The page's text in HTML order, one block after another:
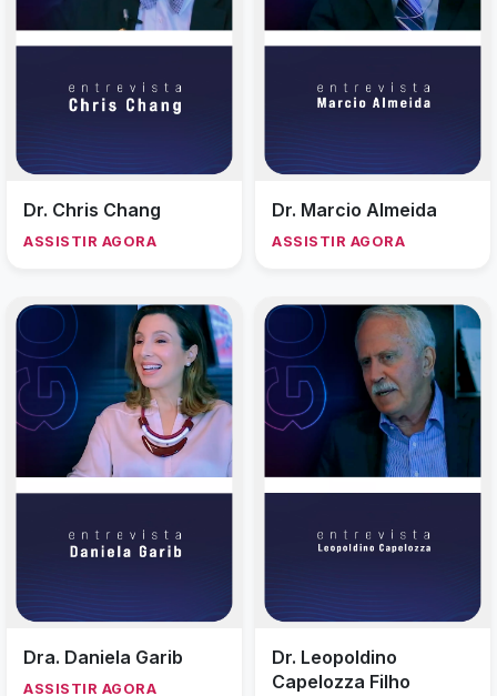
Dr. Chris Chang
ASSISTIR AGORA
Dr. Marcio Almeida
ASSISTIR AGORA
Dra. Daniela Garib
ASSISTIR AGORA
Dr. Leopoldino
Capelozza Filho